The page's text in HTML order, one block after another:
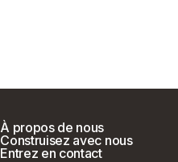
À propos de nous
Construisez avec nous
Entrez en contact